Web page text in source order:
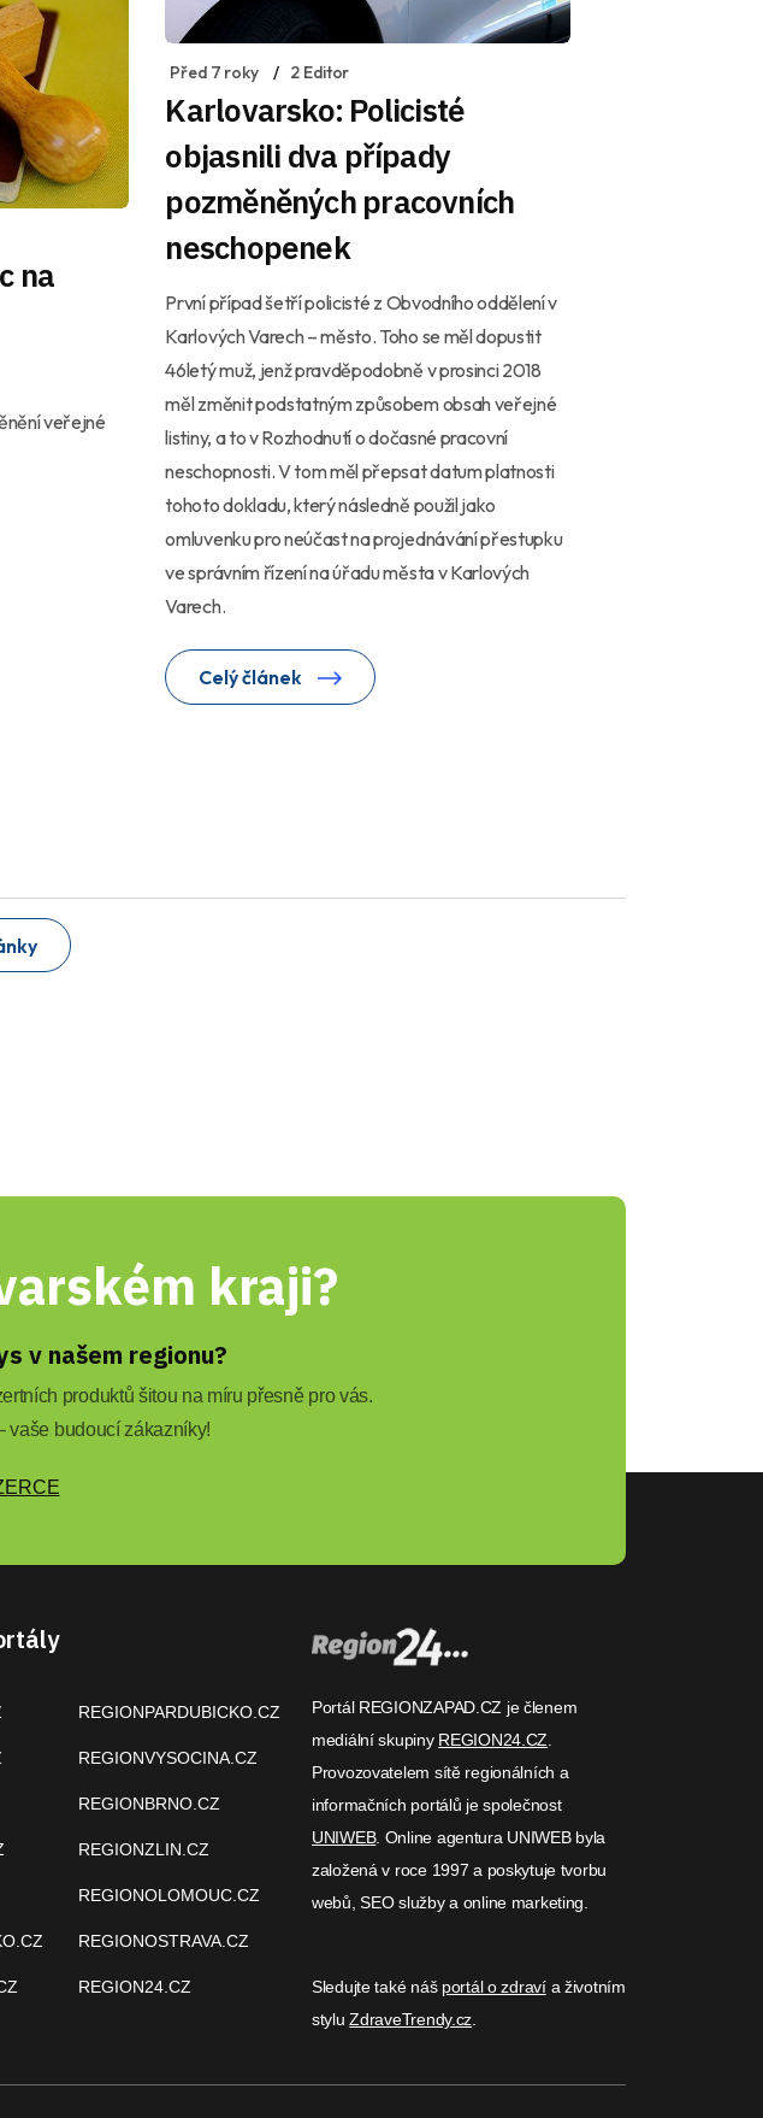
Před 7 roky 2 Editor
Karlovarsko: Policisté
objasnili dva případy
pozměněných pracovních
neschopenek
První případ šetří policisté z Obvodního oddělení v
Karlových Varech – město. Toho se měl dopustit
46letý muž, jenž pravděpodobně v prosinci 2018
měl změnit podstatným způsobem obsah veřejné
listiny, a to v Rozhodnutí o dočasné pracovní
neschopnosti. V tom měl přepsat datum platnosti
tohoto dokladu, který následně použil jako
omluvenku pro neúčast na projednávání přestupku
ve správním řízení na úřadu města v Karlových
Varech.
Celý článek
na
veřejné
kraji?
v našem regionu?
produktů šitou na míru přesně pro vás.
vaše budoucí zákazníky!
REGIONPARDUBICKO.CZ
REGIONVYSOCINA.CZ
REGIONBRNO.CZ
REGIONZLIN.CZ
REGIONOLOMOUC.CZ
REGIONOSTRAVA.CZ
REGION24.CZ
Portál REGIONZAPAD.CZ je členem
mediální skupiny REGION24.CZ.
Provozovatelem sítě regionálních a
informačních portálů je společnost
UNIWEB. Online agentura UNIWEB byla
založená v roce 1997 a poskytuje tvorbu
webů, SEO služby a online marketing.
Sledujte také náš portál o zdravía životním
styluZdraveTrendy.cz.